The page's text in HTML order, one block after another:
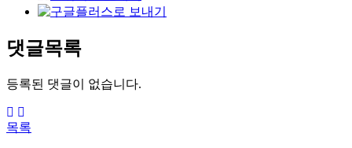
댓글목록
등록된 댓글이 없습니다.
목록